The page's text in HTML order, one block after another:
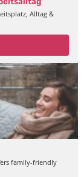
Alltag &
family-friendly